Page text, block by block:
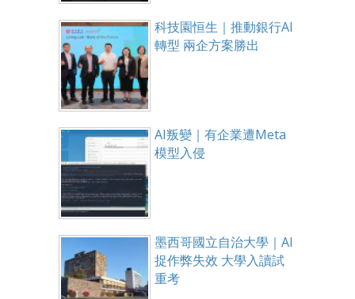
科技園恒生｜推動銀行AI
轉型 兩企方案勝出
AI叛變｜有企業遭Meta
模型入侵
墨西哥國立自治大學｜AI
捉作弊失效 大學入讀試
重考